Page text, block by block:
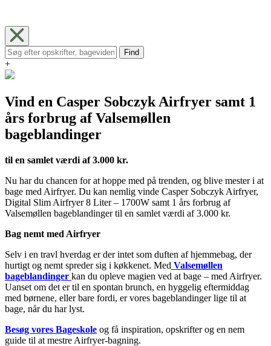
Find
+
Vind en Casper Sobczyk Airfryer samt 1
års forbrug af Valsemøllen
bageblandinger
til en samlet værdi af 3.000 kr.
Nu har du chancen for at hoppe med på trenden, og blive mester i at
bage med Airfryer. Du kan nemlig vinde Casper Sobczyk Airfryer,
Digital Slim Airfryer 8 Liter – 1700W samt 1 års forbrug af
Valsemøllen bageblandinger til en samlet værdi af 3.000 kr.
Bag nemt med Airfryer
Selv i en travl hverdag er der intet som duften af hjemmebag, der
hurtigt og nemt spreder sig i køkkenet. Med Valsemøllen
bageblandinger kan du opleve magien ved at bage – med Airfryer.
Uanset om det er til en spontan brunch, en hyggelig eftermiddag
med børnene, eller bare fordi, er vores bageblandinger lige til at
bage, når du har lyst.
Besøg vores Bageskole og få inspiration, opskrifter og en nem
guide til at mestre Airfryer-bagning.